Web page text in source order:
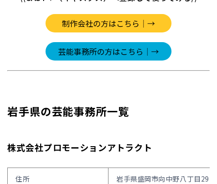
岩手県の芸能事務所一覧
株式会社プロモーションアトラクト
住所 岩手県盛岡市向中野八丁目29-